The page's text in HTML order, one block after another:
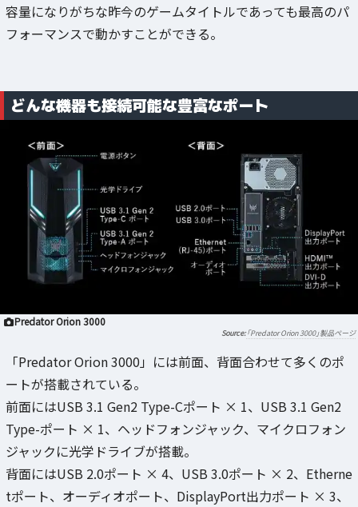
容量になりがちな昨今のゲームタイトルであっても最高のパ
フォーマンスで動かすことができる。
どんな機器も接続可能な豊富なポート
Predator Orion 3000
「Predator Orion 3000」製品ページ
「Predator Orion 3000」には前面、背面合わせて多くのポ
ートが搭載されている。
前面にはUSB 3.1 Gen2 Type-Cポート × 1、USB 3.1 Gen2
Type-ポート × 1、ヘッドフォンジャック、マイクロフォン
ジャックに光学ドライブが搭載。
背面にはUSB 2.0ポート × 4、USB 3.0ポート × 2、Etherne
tポート、オーディオポート、DisplayPort出力ポート × 3、